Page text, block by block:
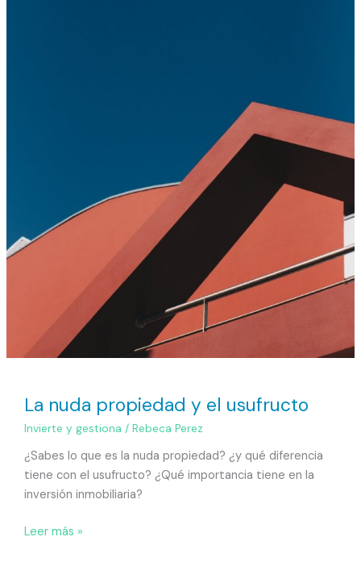
La nuda propiedad y el usufructo
Invierte y gestiona / Rebeca Perez
¿Sabes lo que es la nuda propiedad? ¿y qué diferencia
tiene con el usufructo? ¿Qué importancia tiene en la
inversión inmobiliaria?
Leer más »